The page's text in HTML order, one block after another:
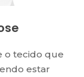
o tecido que
estar